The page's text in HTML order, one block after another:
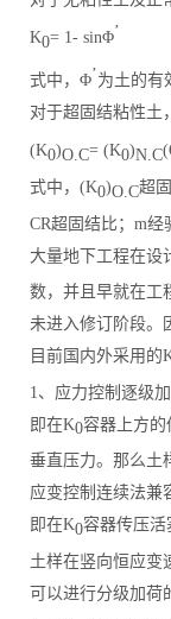
K0= 1- sinΦ’
式中，Φ’为土的有
对于超固结粘性土，
(K0)O.C= (K0)N.C
式中，(K0)O.C超
CR超固结比；m经
大量地下工程在设
数，并且早就在工
未进入修订阶段。
目前国内外采用的
1、应力控制逐级加
即在K0容器上方的
垂直压力。那么土
应变控制连续法兼
即在K0容器传压活
土样在竖向恒应变
可以进行分级加荷